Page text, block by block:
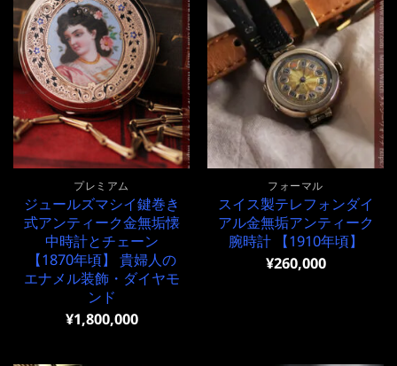
プレミアム
ジュールズマシイ鍵巻き
式アンティーク金無垢懐
中時計とチェーン
【1870年頃】 貴婦人の
エナメル装飾・ダイヤモ
ンド
¥1,800,000
フォーマル
スイス製テレフォンダイ
アル金無垢アンティーク
腕時計 【1910年頃】
¥260,000